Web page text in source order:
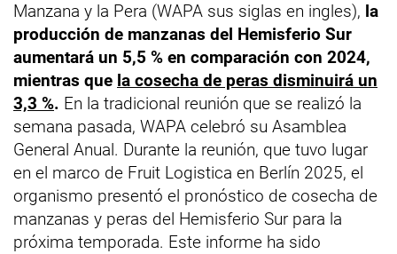
Manzana y la Pera (WAPA sus siglas en ingles), la
producción de manzanas del Hemisferio Sur
aumentará un 5,5 % en comparación con 2024,
mientras que la cosecha de peras disminuirá un
3,3 %. En la tradicional reunión que se realizó la
semana pasada, WAPA celebró su Asamblea
General Anual. Durante la reunión, que tuvo lugar
en el marco de Fruit Logistica en Berlín 2025, el
organismo presentó el pronóstico de cosecha de
manzanas y peras del Hemisferio Sur para la
próxima temporada. Este informe ha sido